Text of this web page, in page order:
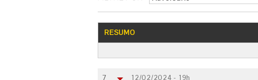
RESUMO
7 12/02/2024 - 19h